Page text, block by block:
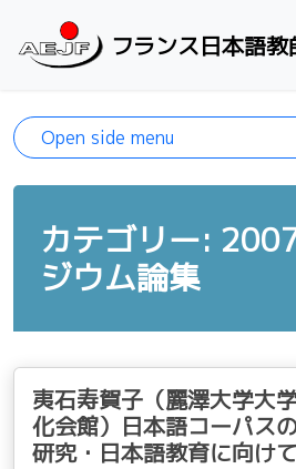
フランス日本語教
カテゴリー:
ジウム論集
夷石寿賀子（麗澤大学大
化会館）日本語コーパス
研究・日本語教育に向け
Open side menu